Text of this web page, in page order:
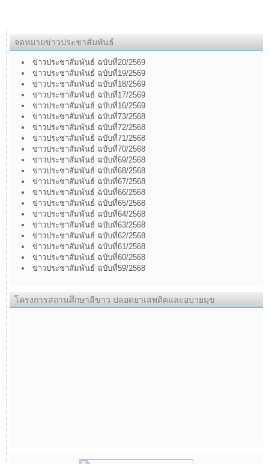
จดหมายข่าวประชาสัมพันธ์
ข่าวประชาสัมพันธ์ ฉบับที่20/2569
ข่าวประชาสัมพันธ์ ฉบับที่19/2569
ข่าวประชาสัมพันธ์ ฉบับที่18/2569
ข่าวประชาสัมพันธ์ ฉบับที่17/2569
ข่าวประชาสัมพันธ์ ฉบับที่16/2569
ข่าวประชาสัมพันธ์ ฉบับที่73/2568
ข่าวประชาสัมพันธ์ ฉบับที่72/2568
ข่าวประชาสัมพันธ์ ฉบับที่71/2568
ข่าวประชาสัมพันธ์ ฉบับที่70/2568
ข่าวประชาสัมพันธ์ ฉบับที่69/2568
ข่าวประชาสัมพันธ์ ฉบับที่68/2568
ข่าวประชาสัมพันธ์ ฉบับที่67/2568
ข่าวประชาสัมพันธ์ ฉบับที่66/2568
ข่าวประชาสัมพันธ์ ฉบับที่65/2568
ข่าวประชาสัมพันธ์ ฉบับที่64/2568
ข่าวประชาสัมพันธ์ ฉบับที่63/2568
ข่าวประชาสัมพันธ์ ฉบับที่62/2568
ข่าวประชาสัมพันธ์ ฉบับที่61/2568
ข่าวประชาสัมพันธ์ ฉบับที่60/2568
ข่าวประชาสัมพันธ์ ฉบับที่59/2568
โครงการสถานศึกษาสีขาว ปลอดยาเสพติดและอบายมุข